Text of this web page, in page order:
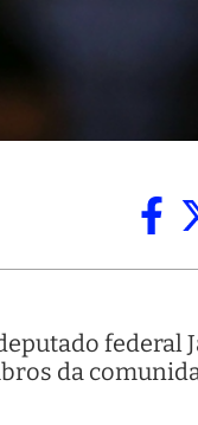
federal
da